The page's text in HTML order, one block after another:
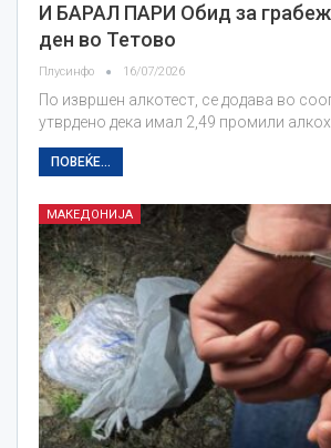
И БАРАЛ ПАРИ Обид за
ден во Тетово
Плусинфо 16/07/2026
По извршен алкотест, се додава во
утврдено дека имал 2,49 промили
ПОВЕЌЕ...
МАКЕДОНИЈА